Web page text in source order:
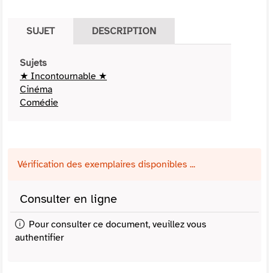
SUJET DESCRIPTION
Sujets
★ Incontournable ★
Cinéma
Comédie
Vérification des exemplaires disponibles ...
Consulter en ligne
Pour consulter ce document, veuillez vous
authentifier